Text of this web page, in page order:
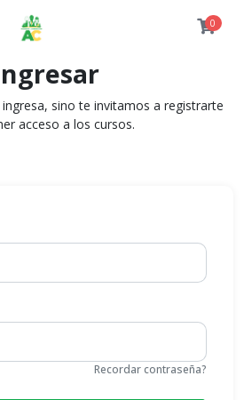
menu search 0
sino te invitamos a registrarte
acceso a los cursos.
Recordar contraseña?